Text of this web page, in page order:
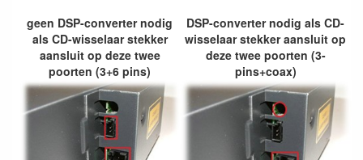
geen DSP-converter nodig
als CD-wisselaar stekker
aansluit op deze twee
poorten (3+6 pins)
DSP-converter nodig als CD-
wisselaar stekker aansluit op
deze twee poorten (3-
pins+coax)